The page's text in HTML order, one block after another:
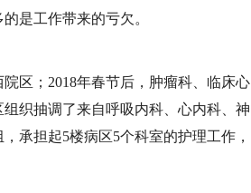
是工作带来的亏欠。
区；2018年春节后，肿瘤科、临床心
织抽调了来自呼吸内科、心内科、神
承担起5楼病区5个科室的护理工作，